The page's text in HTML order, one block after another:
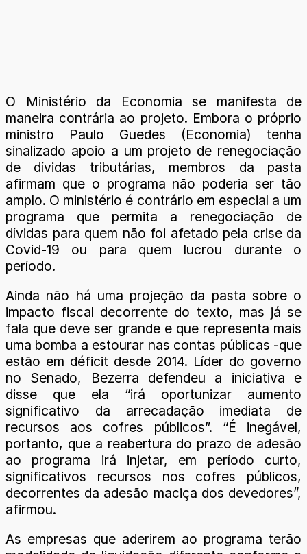
O Ministério da Economia se manifesta de
maneira contrária ao projeto. Embora o próprio
ministro Paulo Guedes (Economia) tenha
sinalizado apoio a um projeto de renegociação
de dívidas tributárias, membros da pasta
afirmam que o programa não poderia ser tão
amplo. O ministério é contrário em especial a um
programa que permita a renegociação de
dívidas para quem não foi afetado pela crise da
Covid-19 ou para quem lucrou durante o
período.
Ainda não há uma projeção da pasta sobre o
impacto fiscal decorrente do texto, mas já se
fala que deve ser grande e que representa mais
uma bomba a estourar nas contas públicas -que
estão em déficit desde 2014. Líder do governo
no Senado, Bezerra defendeu a iniciativa e
disse que ela “irá oportunizar aumento
significativo da arrecadação imediata de
recursos aos cofres públicos”. “É inegável,
portanto, que a reabertura do prazo de adesão
ao programa irá injetar, em período curto,
significativos recursos nos cofres públicos,
decorrentes da adesão maciça dos devedores”,
afirmou.
As empresas que aderirem ao programa terão